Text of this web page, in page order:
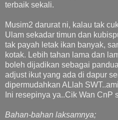
terbaik sekali.
Musim2 darurat ni, kalau tak
Ulam sekadar timun dan
tak payah letak ikan banyak,
kotak. Lebih tahan lama dan
boleh dijadikan sebagai
adjust ikut yang ada di dapur
dipermudahkan ALlah
Ini resepinya ya..Cik Wan CnP
Bahan-bahan laksamnya;